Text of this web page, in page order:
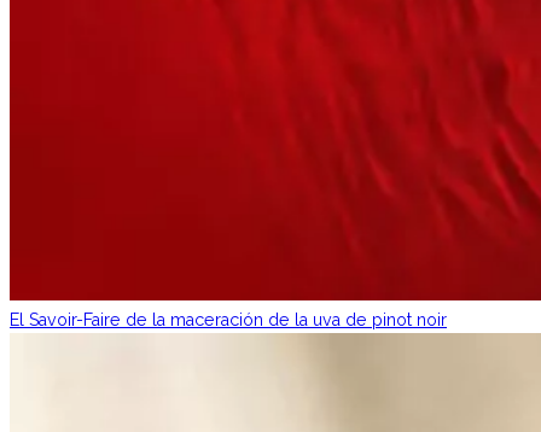
El Savoir-Faire de la maceración de la uva de pinot noir